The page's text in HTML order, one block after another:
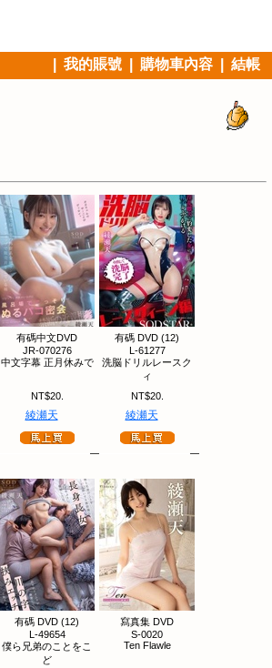
我的賬號 購物車內容 結帳
有碼中文DVD
JR-070276
中文字幕 正月休みで
NT$20.
綾瀬天
有碼 DVD (12)
L-61277
洗脳ドリルレースク
ィ
NT$20.
綾瀬天
有碼 DVD (12)
L-49654
僕ら兄弟のことをこ
ど
寫真集 DVD
S-0020
Ten Flawle